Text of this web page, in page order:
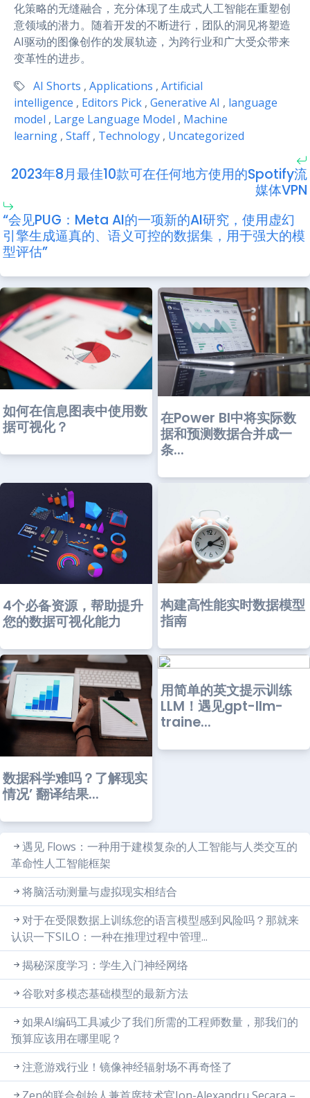
化策略的无缝融合，充分体现了生成式人工智能在重塑创
意领域的潜力。随着开发的不断进行，团队的洞见将塑造
AI驱动的图像创作的发展轨迹，为跨行业和广大受众带来
变革性的进步。
AI Shorts , Applications , Artificial
intelligence , Editors Pick , Generative AI , language
model , Large Language Model , Machine
learning , Staff , Technology , Uncategorized
2023年8月最佳10款可在任何地方使用的Spotify流
媒体VPN
“会见PUG：Meta AI的一项新的AI研究，使用虚幻
引擎生成逼真的、语义可控的数据集，用于强大的模
型评估”
如何在信息图表中使用数
据可视化？
在Power BI中将实际数
据和预测数据合并成一
条...
4个必备资源，帮助提升
您的数据可视化能力
构建高性能实时数据模型
指南
数据科学难吗？了解现实
情况’ 翻译结果...
用简单的英文提示训练
LLM！遇见gpt-llm-
traine...
遇见 Flows：一种用于建模复杂的人工智能与人类交互的
革命性人工智能框架
将脑活动测量与虚拟现实相结合
对于在受限数据上训练您的语言模型感到风险吗？那就来
认识一下SILO：一种在推理过程中管理...
揭秘深度学习：学生入门神经网络
谷歌对多模态基础模型的最新方法
如果AI编码工具减少了我们所需的工程师数量，那我们的
预算应该用在哪里呢？
注意游戏行业！镜像神经辐射场不再奇怪了